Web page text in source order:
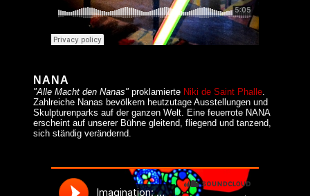
NANA
"Alle Macht den Nanas" proklamierte Niki de Saint Phalle
Zahlreiche Nanas bevölkern heutzutage Ausstellungen und
Skulpturenparks auf der ganzen Welt. Eine feuerrote NANA
erscheint auf unserer Bühne gleitend, fliegend und tanzend,
sich ständig verändernd.